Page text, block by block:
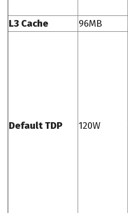
L3 Cache 96MB
Default TDP 120W